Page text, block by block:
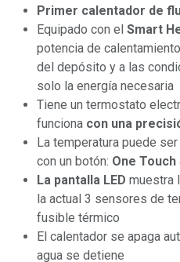
Primer calentador de
Equipado con el Smart
potencia de
del depósito y a las
solo la energía necesaria
Tiene un termostato
funciona con una
La temperatura puede
con un botón: One Touch
La pantalla LED muestra
la actual 3 sensores de
fusible térmico
El calentador se apaga
agua se detiene